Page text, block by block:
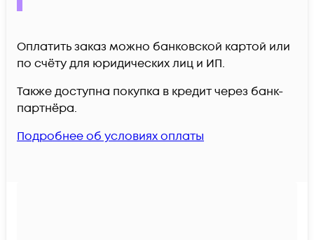
Оплатить заказ можно банковской картой или
по счёту для юридических лиц и ИП.
Также доступна покупка в кредит через банк-
партнёра.
Подробнее об условиях оплаты